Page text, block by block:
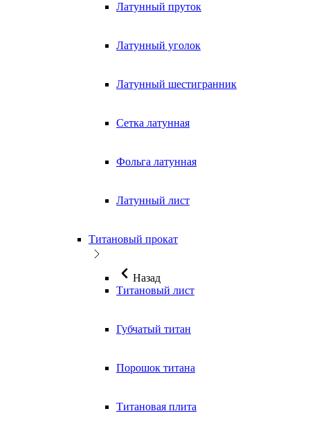
Латунный пруток
Латунный уголок
Латунный шестигранник
Сетка латунная
Фольга латунная
Латунный лист
Титановый прокат
Назад
Титановый лист
Губчатый титан
Порошок титана
Титановая плита